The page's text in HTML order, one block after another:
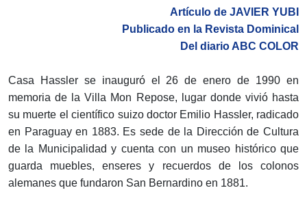
Artículo de JAVIER YUBI
Publicado en la Revista Dominical
Del diario ABC COLOR
Casa Hassler se inauguró el 26 de enero de 1990 en
memoria de la Villa Mon Repose, lugar donde vivió hasta
su muerte el científico suizo doctor Emilio Hassler, radicado
en Paraguay en 1883. Es sede de la Dirección de Cultura
de la Municipalidad y cuenta con un museo histórico que
guarda muebles, enseres y recuerdos de los colonos
alemanes que fundaron San Bernardino en 1881.